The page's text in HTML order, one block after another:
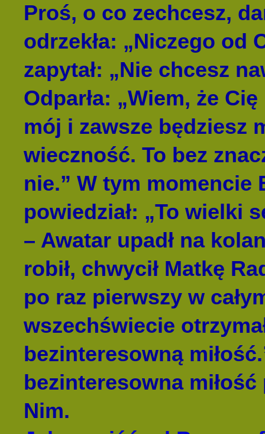
Proś, o co zechcesz,
odrzekła: „Niczego od
zapytał: „Nie chcesz
Odparła: „Wiem, że
mój i zawsze będziesz
wieczność. To bez
nie.” W tym momencie
powiedział: „To wielki
– Awatar upadł na
robił, chwycił Matkę
po raz pierwszy w
wszechświecie
bezinteresowną
bezinteresowna
Nim.